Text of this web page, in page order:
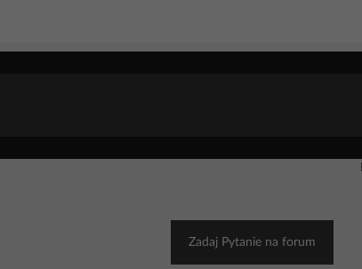
Zadaj Pytanie na forum